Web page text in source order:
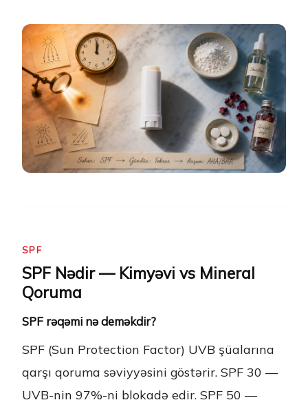
SPF
SPF Nədir — Kimyəvi vs Mineral
Qoruma
SPF rəqəmi nə deməkdir?
SPF (Sun Protection Factor) UVB şüalarına
qarşı qoruma səviyyəsini göstərir. SPF 30 —
UVB-nin 97%-ni blokadə edir. SPF 50 —